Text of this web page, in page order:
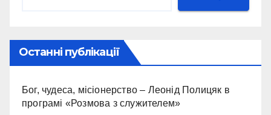
Останні публікації
Бог, чудеса, місіонерство – Леонід Полицяк в
програмі «Розмова з служителем»